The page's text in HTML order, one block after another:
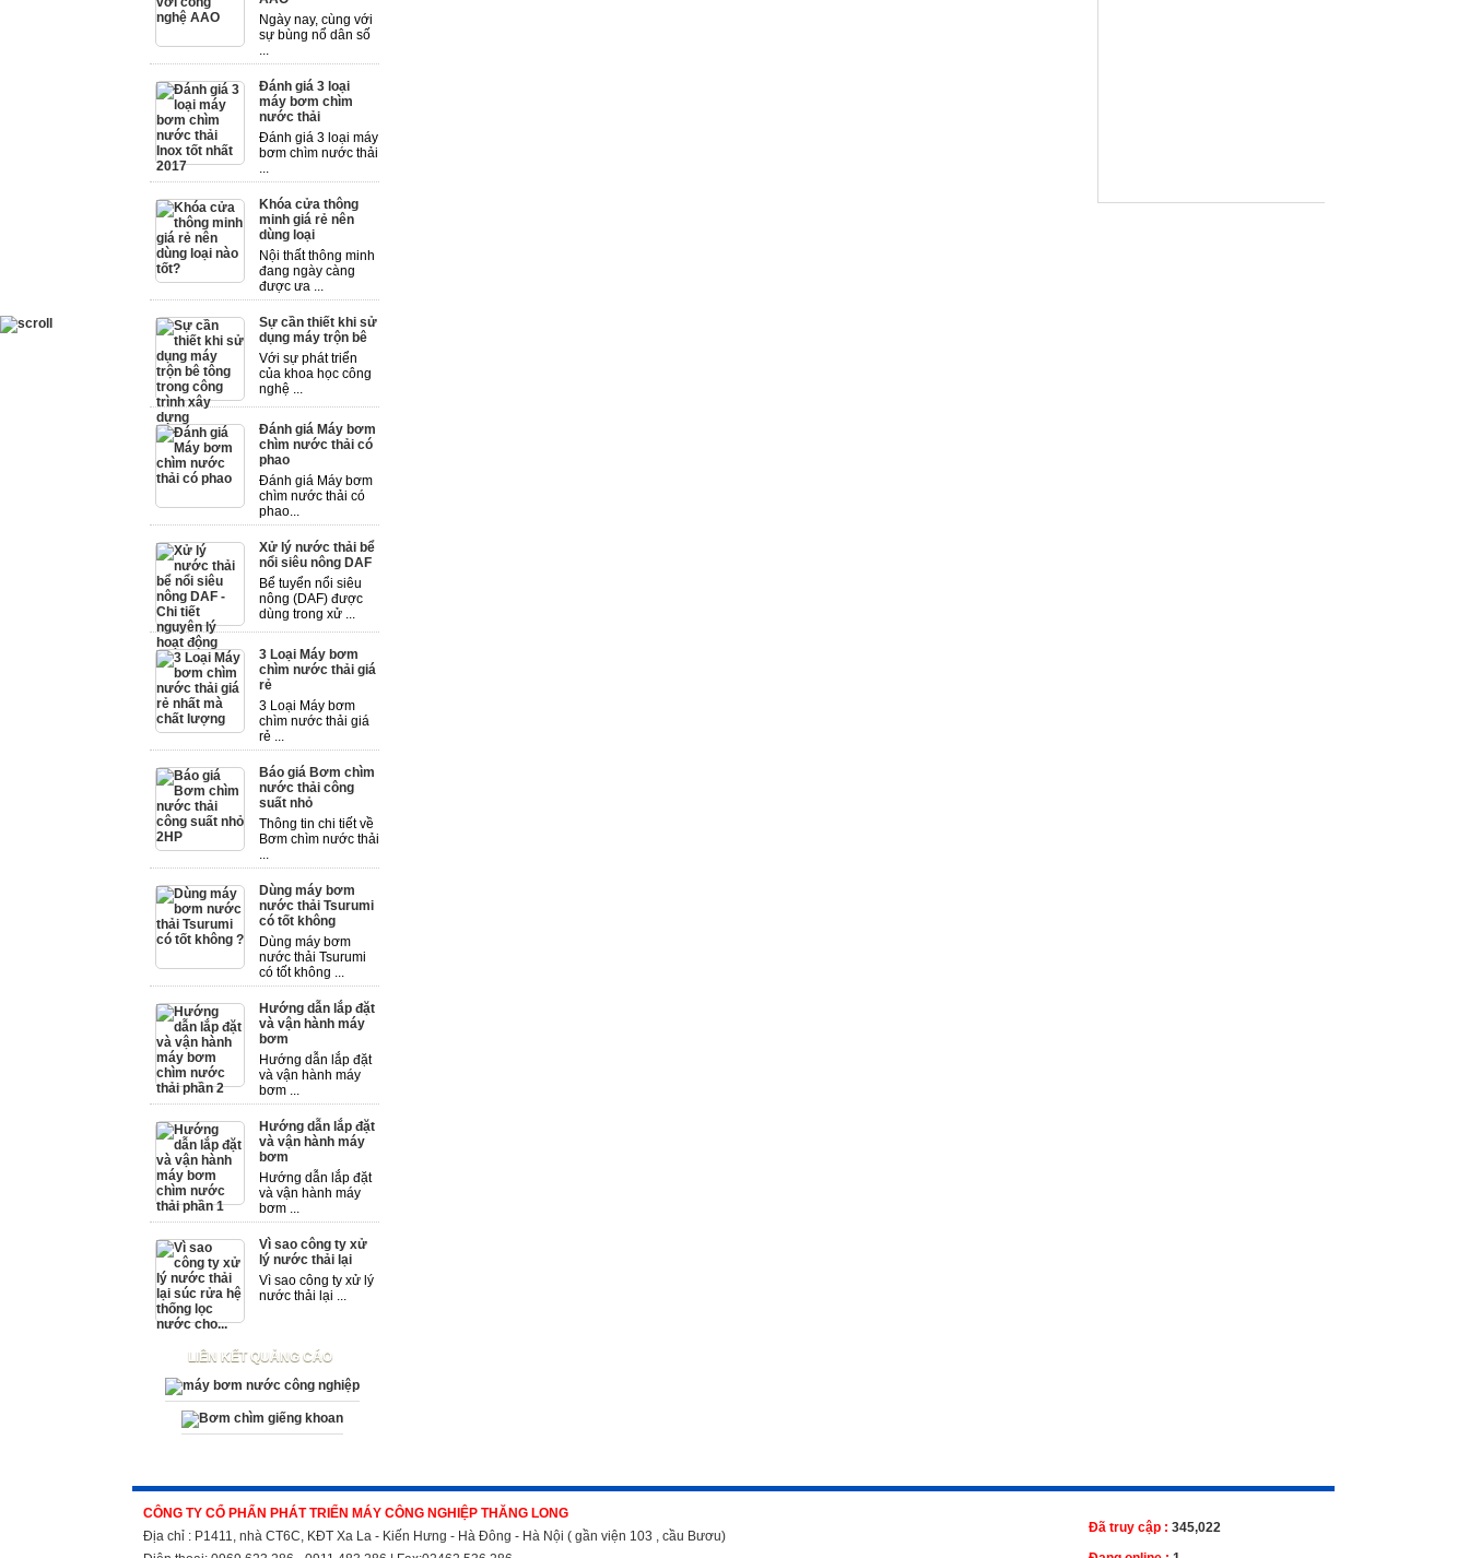
Ngày nay, cùng với
sự bùng nổ dân số
...
Đánh giá 3 loại
máy bơm chìm
nước thải
Đánh giá 3 loại máy
bơm chìm nước thải
...
Khóa cửa thông
minh giá rẻ nên
dùng loại
Nội thất thông minh
đang ngày càng
được ưa ...
Sự cần thiết khi sử
dụng máy trộn bê
Với sự phát triển
của khoa học công
nghệ ...
Đánh giá Máy bơm
chìm nước thải có
phao
Đánh giá Máy bơm
chìm nước thải có
phao...
Xử lý nước thải bể
nổi siêu nông DAF
Bể tuyển nổi siêu
nông (DAF) được
dùng trong xử ...
3 Loại Máy bơm
chìm nước thải giá
rẻ
3 Loại Máy bơm
chìm nước thải giá
rẻ ...
Báo giá Bơm chìm
nước thải công
suất nhỏ
Thông tin chi tiết về
Bơm chìm nước thải
...
Dùng máy bơm
nước thải Tsurumi
có tốt không
Dùng máy bơm
nước thải Tsurumi
có tốt không ...
Hướng dẫn lắp đặt
và vận hành máy
bơm
Hướng dẫn lắp đặt
và vận hành máy
bơm ...
Hướng dẫn lắp đặt
và vận hành máy
bơm
Hướng dẫn lắp đặt
và vận hành máy
bơm ...
Vì sao công ty xử
lý nước thải lại
Vì sao công ty xử lý
nước thải lại ...
LIÊN KẾT QUẢNG CÁO
CÔNG TY CỔ PHẨN PHÁT TRIỂN MÁY CÔNG NGHIỆP THĂNG LONG
Địa chỉ : P1411, nhà CT6C, KĐT Xa La - Kiến Hưng - Hà Đông - Hà Nội ( gần viện 103 , cầu Bươu)
Đã truy cập : 345,022